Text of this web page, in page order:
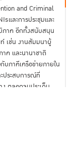
and Criminal
และการประชุมและ
ภาค อีกทั้งสนับสนุน
เช่น งานสัมมนาผู้
ค และนานาชาติ
ภาคีเครือข่ายภายใน
ประสบการณ์ที่
ง ตลอดจนประเด็น
างประเทศต่อไป
แห่งสหประชาชาติ